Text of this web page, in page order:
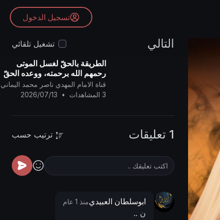
تسجيل الدخول
التالي
تشغيل تلقائي
الطريقة بالحقّ لغسل الموتى
رحمهم الله برحمته، ووعده الحقّ
وهو أرحم الراحمين ..
قناة الامام المهدي ناصر محمد اليماني
3 المشاهدات
•
2026/07/13
1 تعليقات ترتيب حسب
ابوسلطان العبيديمنذ 1 عام
ن ..